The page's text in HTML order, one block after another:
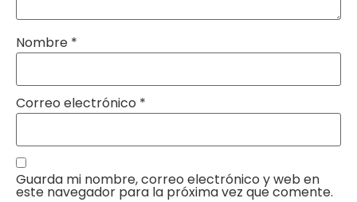
Nombre *
Correo electrónico *
Guarda mi nombre, correo electrónico y web en
este navegador para la próxima vez que comente.